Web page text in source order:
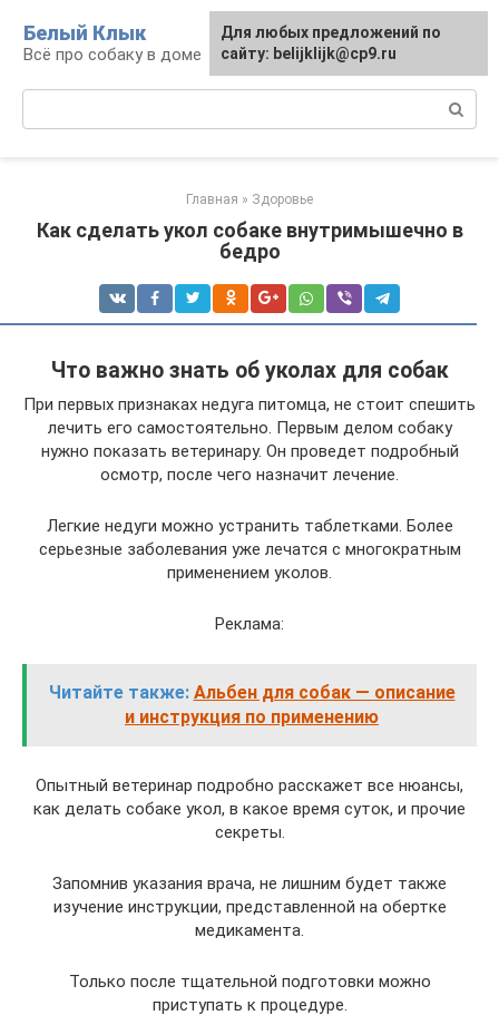
контенту
Белый Клык
Всё про собаку в доме
Главная » Здоровье
Как сделать укол собаке внутримышечно в
бедро
Что важно знать об уколах для собак
При первых признаках недуга питомца, не стоит спешить
лечить его самостоятельно. Первым делом собаку
нужно показать ветеринару. Он проведет подробный
осмотр, после чего назначит лечение.
Легкие недуги можно устранить таблетками. Более
серьезные заболевания уже лечатся с многократным
применением уколов.
Реклама:
Читайте также: Альбен для собак — описание
и инструкция по применению
Опытный ветеринар подробно расскажет все нюансы,
как делать собаке укол, в какое время суток, и прочие
секреты.
Запомнив указания врача, не лишним будет также
изучение инструкции, представленной на обертке
медикамента.
Только после тщательной подготовки можно
приступать к процедуре.
Для любых предложений по
сайту: belijklijk@cp9.ru